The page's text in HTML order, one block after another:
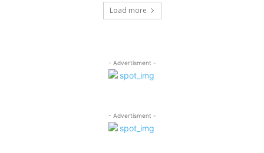
Load more
- Advertisment -
- Advertisment -